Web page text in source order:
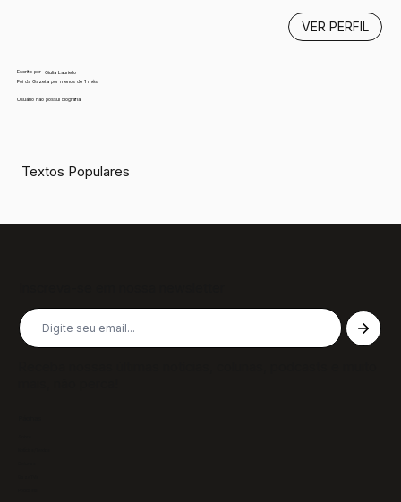
Escrito por
Giulia Lauriello
Foi da Gazeta por menos de 1 mês
Usuário não possui biografia
VER PERFIL
Textos Populares